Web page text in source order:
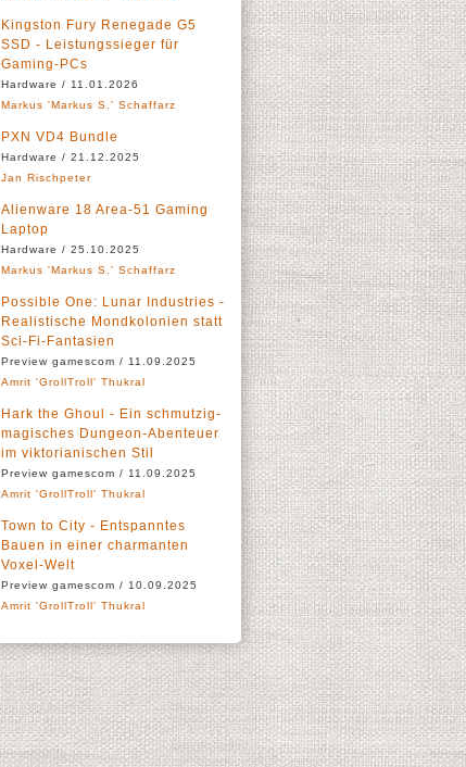
Kingston Fury Renegade G5
SSD - Leistungssieger für
Gaming-PCs
Hardware / 11.01.2026
Markus 'Markus S.' Schaffarz
PXN VD4 Bundle
Hardware / 21.12.2025
Jan Rischpeter
Alienware 18 Area-51 Gaming
Laptop
Hardware / 25.10.2025
Markus 'Markus S.' Schaffarz
Possible One: Lunar Industries -
Realistische Mondkolonien statt
Sci-Fi-Fantasien
Preview gamescom / 11.09.2025
Amrit 'GrollTroll' Thukral
Hark the Ghoul - Ein schmutzig-
magisches Dungeon-Abenteuer
im viktorianischen Stil
Preview gamescom / 11.09.2025
Amrit 'GrollTroll' Thukral
Town to City - Entspanntes
Bauen in einer charmanten
Voxel-Welt
Preview gamescom / 10.09.2025
Amrit 'GrollTroll' Thukral